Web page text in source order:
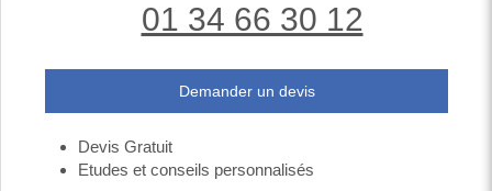
01 34 66 30 12
Demander un devis
Devis Gratuit
Etudes et conseils personnalisés